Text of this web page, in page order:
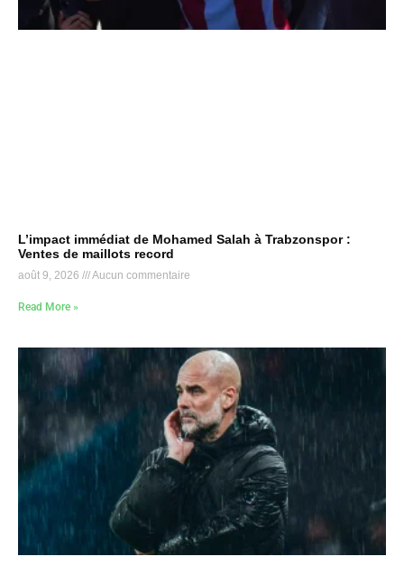
L’impact immédiat de Mohamed Salah à Trabzonspor :
Ventes de maillots record
août 9, 2026 Aucun commentaire
Read More »